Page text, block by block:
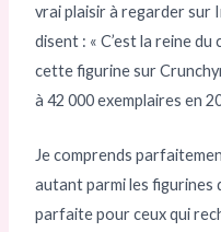
vrai plaisir à regarder sur
disent : « C’est la reine
cette figurine sur
à 42 000 exemplaires en
Je comprends
autant parmi les figurines
parfaite pour ceux qui